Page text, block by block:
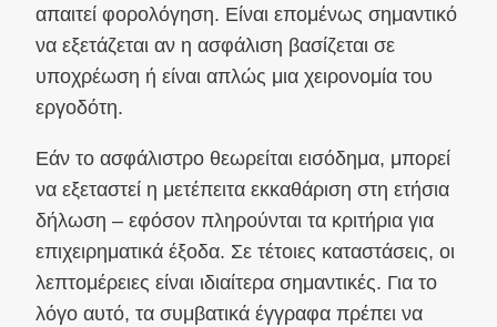
απαιτεί φορολόγηση. Είναι επομένως σημαντικό
να εξετάζεται αν η ασφάλιση βασίζεται σε
υποχρέωση ή είναι απλώς μια χειρονομία του
εργοδότη.
Εάν το ασφάλιστρο θεωρείται εισόδημα, μπορεί
να εξεταστεί η μετέπειτα εκκαθάριση στη ετήσια
δήλωση – εφόσον πληρούνται τα κριτήρια για
επιχειρηματικά έξοδα. Σε τέτοιες καταστάσεις, οι
λεπτομέρειες είναι ιδιαίτερα σημαντικές. Για το
λόγο αυτό, τα συμβατικά έγγραφα πρέπει να